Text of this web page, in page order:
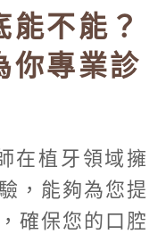
能不能？
你專業診
在植牙領域擁
，能夠為您提
確保您的口腔